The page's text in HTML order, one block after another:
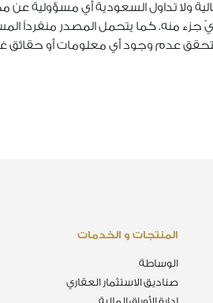
ولا تداول السعودية أي مسؤولية
جزء منه. كما يتحمل المصدر منفرداً
عدم وجود أي معلومات أو حقائق
المنتجات و الخدمات
الوساطة
صناديق الاستثمار العقاري